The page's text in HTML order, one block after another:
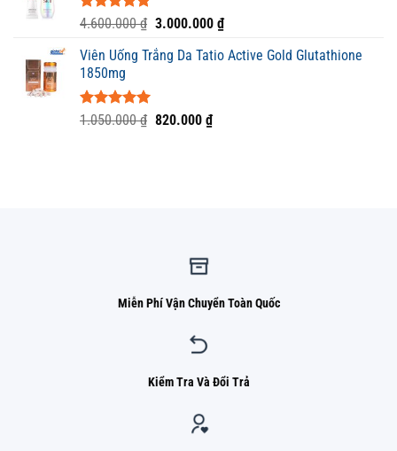
6.200.000 ₫.
Được xếp
5 sao
4.600.000₫ Giá
là:
3.000.000 ₫Giá
tại
Viên Uống Trắng Da Tatio Active Gold Glutathione
1850mg
Được xếp
1.050.000₫ Giá
820.000 ₫Giá
Miễn Phí Vận Chuyển Toàn Quốc
Kiểm Tra Và Đổi Trả